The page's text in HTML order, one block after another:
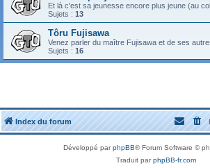
Et là c'est sa jeunesse encore plus jeune (au
Sujets : 13
Tôru Fujisawa
Venez parler du maître Fujisawa et de ses
Sujets : 16
Index du forum
Développé parphpBB® Forum Software ©
Traduit parphpBB-fr.com